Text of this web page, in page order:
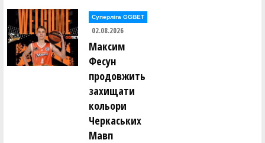
Суперліга GGBET
02.08.2026
Максим
Фесун
продовжить
захищати
кольори
Черкаських
Мавп